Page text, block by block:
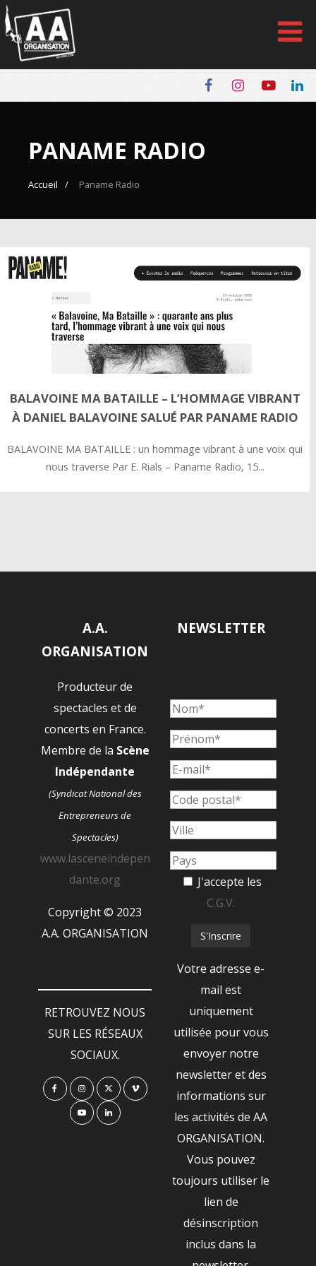
Panneau de gestion des cookies
PANAME RADIO
Accueil Paname Radio
BALAVOINE MA BATAILLE – L’HOMMAGE VIBRANT
À DANIEL BALAVOINE SALUÉ PAR PANAME RADIO
BALAVOINE MA BATAILLE : un hommage vibrant à une voix qui
nous traverse Par E. Rials – Paname Radio, 15...
A.A.
ORGANISATION
Producteur de
spectacles et de
concerts en France.
Membre de la Scène
Indépendante
(Syndicat National des
Entrepreneurs de
Spectacles)
www.lasceneindepen
dante.org
Copyright © 2023
A.A. ORGANISATION
RETROUVEZ NOUS
SUR LES RÉSEAUX
SOCIAUX.
NEWSLETTER
J'accepte les
C.G.V.
Votre adresse e-
mail est
uniquement
utilisée pour vous
envoyer notre
newsletter et des
informations sur
les activités de AA
ORGANISATION.
Vous pouvez
toujours utiliser le
lien de
désinscription
inclus dans la